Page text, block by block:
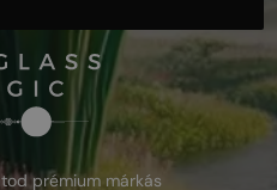
prémium márkás